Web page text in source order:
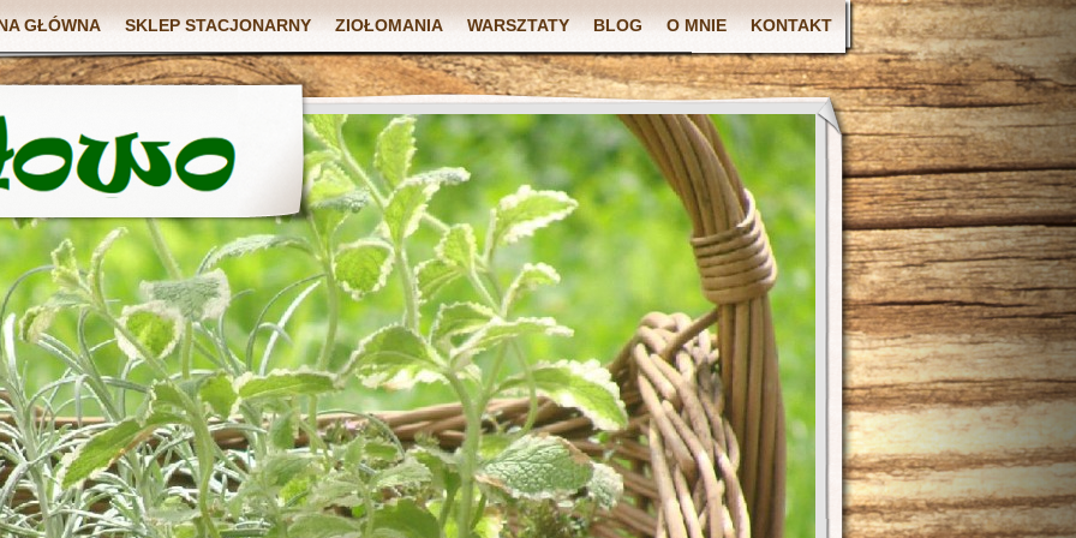
GŁÓWNA SKLEP STACJONARNY ZIOŁOMANIA WARSZTATY BLOG O MNIE KONTAKT